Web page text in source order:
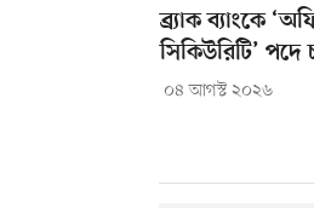
ব্র্যাক ব্যাংকে
সিকিউরিটি’
০৪ আগস্ট ২০২৬